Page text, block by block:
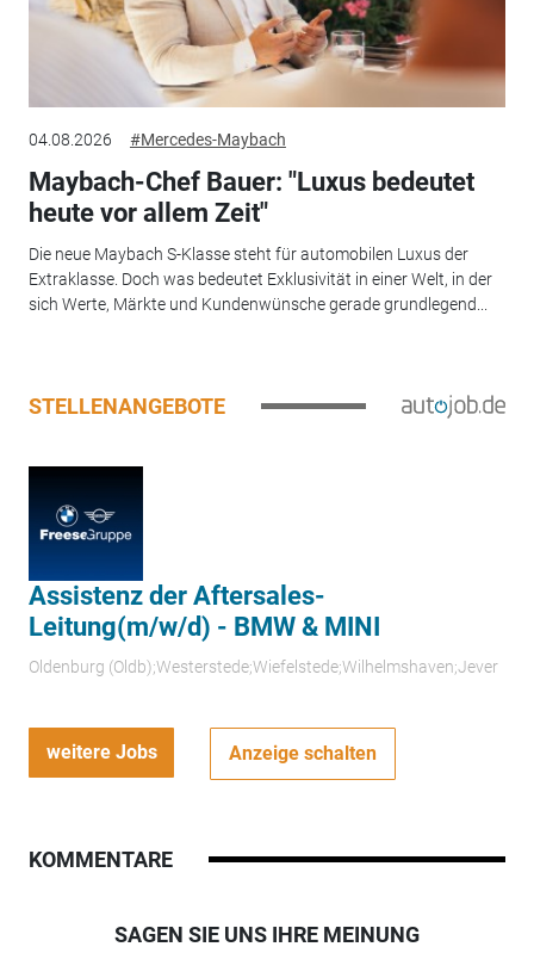
04.08.2026 #Mercedes-Maybach
Maybach-Chef Bauer: "Luxus bedeutet
heute vor allem Zeit"
Die neue Maybach S-Klasse steht für automobilen Luxus der
Extraklasse. Doch was bedeutet Exklusivität in einer Welt, in der
sich Werte, Märkte und Kundenwünsche gerade grundlegend...
STELLENANGEBOTE
Assistenz der Aftersales-
Leitung(m/w/d) - BMW & MINI
Oldenburg (Oldb);Westerstede;Wiefelstede;Wilhelmshaven;Jever
weitere Jobs Anzeige schalten
KOMMENTARE
SAGEN SIE UNS IHRE MEINUNG